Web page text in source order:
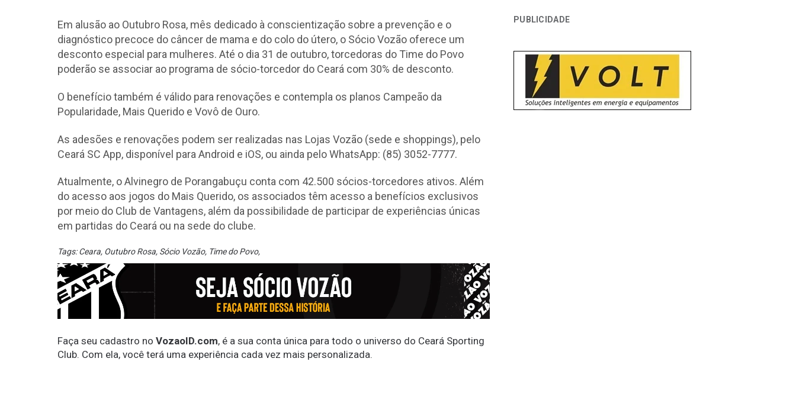
Em alusão ao Outubro Rosa, mês dedicado à conscientização sobre a prevenção e o
diagnóstico precoce do câncer de mama e do colo do útero, o Sócio Vozão oferece um
desconto especial para mulheres. Até o dia 31 de outubro, torcedoras do Time do Povo
poderão se associar ao programa de sócio-torcedor do Ceará com 30% de desconto.
O benefício também é válido para renovações e contempla os planos Campeão da
Popularidade, Mais Querido e Vovô de Ouro.
As adesões e renovações podem ser realizadas nas Lojas Vozão (sede e shoppings), pelo
Ceará SC App, disponível para Android e iOS, ou ainda pelo WhatsApp: (85) 3052-7777.
Atualmente, o Alvinegro de Porangabuçu conta com 42.500 sócios-torcedores ativos. Além
do acesso aos jogos do Mais Querido, os associados têm acesso a benefícios exclusivos
por meio do Club de Vantagens, além da possibilidade de participar de experiências únicas
em partidas do Ceará ou na sede do clube.
Tags:Ceara, Outubro Rosa, Sócio Vozão, Time do Povo,
Faça seu cadastro no VozaoID.com, é a sua conta única para todo o universo do Ceará Sporting
Club. Com ela, você terá uma experiência cada vez mais personalizada.
PUBLICIDADE